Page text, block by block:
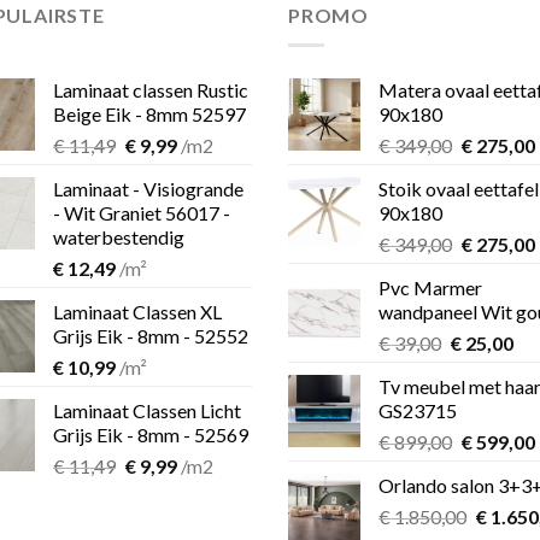
Laminaat classen Rustic
Beige Eik - 8mm 52597
€11,49 Oorspronkelijke
was:
€ 11,49.
€9,99Huidige
is:
€ 9,99.
/m2
Laminaat - Visiogrande
- Wit Graniet 56017 -
waterbestendig
€ 12,49 /m²
Laminaat Classen XL
Grijs Eik - 8mm - 52552
€ 10,99 /m²
Laminaat Classen Licht
Grijs Eik - 8mm - 52569
€11,49 Oorspronkelijke
€9,99Huidige
/m2
PROMO
Matera ovaal
90x180
€349,00
was:
€275,00
is:
Stoik ovaal eettafel
90x180
€349,00
was:
€ 349,00.
€275,00
Pvc Marmer
wandpaneel Wit
€39,00
was:
€ 39,00.
€25,00
is:
Tv meubel met
GS23715
€899,00
was:
€ 899,00.
€599,00
Orlando salon
€1.850,00 €